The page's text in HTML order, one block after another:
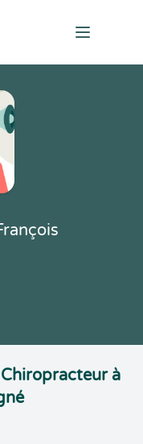
Open
à